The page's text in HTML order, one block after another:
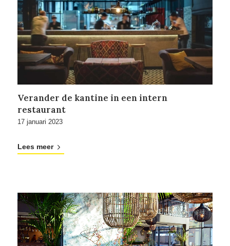
Verander de kantine in een intern
restaurant
17 januari 2023
Lees meer